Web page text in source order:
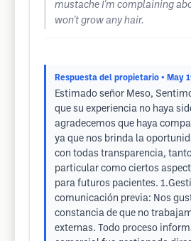
mustache I'm complaining
won't grow any hair.
Respuesta del propietario • May
Estimado señor Meso,
que su experiencia no haya
agradecemos que haya
ya que nos brinda la
con todas transparencia,
particular como ciertos
para futuros pacientes.
comunicación previa: Nos
constancia de que no
externas. Todo proceso